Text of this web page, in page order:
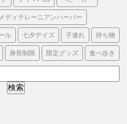
メディテレーニアンハーバー
ル 七夕デイズ 子連れ 持ち物
身長制限 限定グッズ 食べ歩き